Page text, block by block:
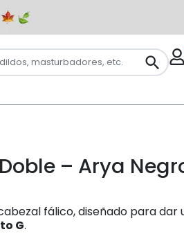
– Arya
fálico, diseñado para dar
G.